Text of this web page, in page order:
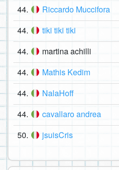
44. Riccardo Muccifora
44. tiki tiki tiki
44. martina achilli
44. Mathis Kedim
44. NalaHoff
44. cavallaro andrea
50. jsuisCris